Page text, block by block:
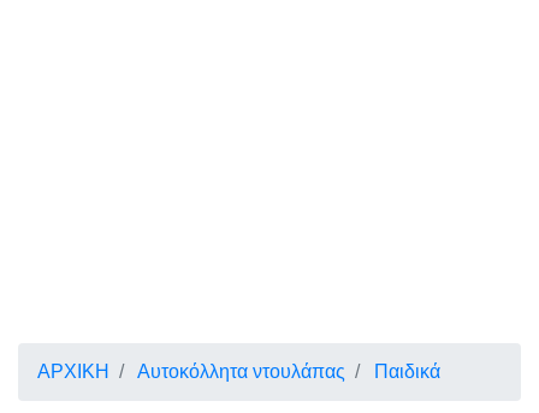
ΑΡΧΙΚΗ Αυτοκόλλητα ντουλάπας Παιδικά